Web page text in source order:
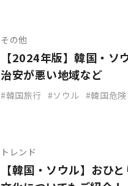
その他
【2024年版】韓国・ソ
治安が悪い地域など
韓国旅行 ソウル 韓国危
トレンド
【韓国・ソウル】おひ